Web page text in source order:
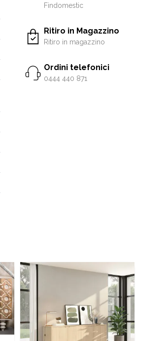
Findomestic
Ritiro in Magazzino
Ritiro in magazzino
Ordini telefonici
0444 440 871